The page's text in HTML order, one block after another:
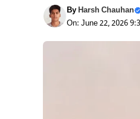
ByHarsh Chauhan
On: June 22, 2026